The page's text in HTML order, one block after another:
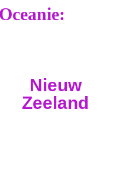
Oceanie:
Nieuw
Zeeland